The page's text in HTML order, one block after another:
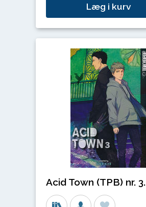
Læg i kurv
Acid Town (TPB) nr. 3.